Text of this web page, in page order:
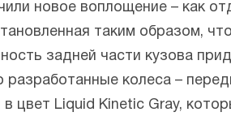
новое воплощение – как
таким образом,
задней части кузова
колеса –
цвет Liquid Kinetic Gray,